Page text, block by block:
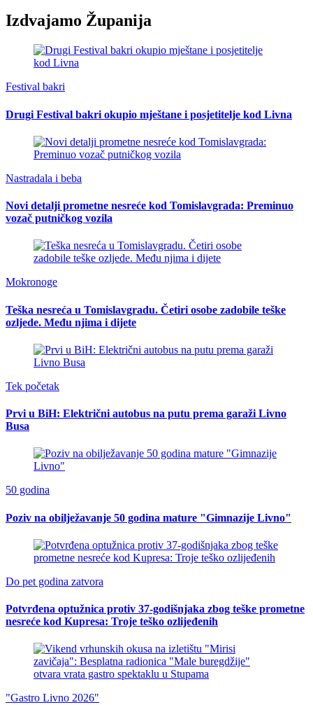
Izdvajamo Županija
Festival bakri
Drugi Festival bakri okupio mještane i posjetitelje kod Livna
Nastradala i beba
Novi detalji prometne nesreće kod Tomislavgrada: Preminuo
vozač putničkog vozila
Mokronoge
Teška nesreća u Tomislavgradu. Četiri osobe zadobile teške
ozljede. Među njima i dijete
Tek početak
Prvi u BiH: Električni autobus na putu prema garaži Livno
Busa
50 godina
Poziv na obilježavanje 50 godina mature "Gimnazije Livno"
Do pet godina zatvora
Potvrđena optužnica protiv 37-godišnjaka zbog teške prometne
nesreće kod Kupresa: Troje teško ozlijeđenih
"Gastro Livno 2026"